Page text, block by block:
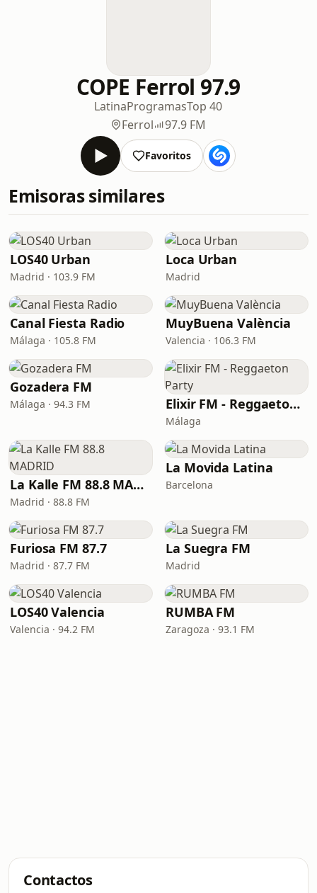
COPE Ferrol 97.9
LatinaProgramasTop 40
Ferrol
97.9 FM
Favoritos
Emisoras similares
LOS40 Urban
Madrid · 103.9 FM
Loca Urban
Madrid
Canal Fiesta Radio
Málaga · 105.8 FM
MuyBuena València
Valencia · 106.3 FM
Gozadera FM
Málaga · 94.3 FM Elixir FM - Reggaeton Party
Málaga
La Kalle FM 88.8 MADRID
Madrid · 88.8 FM
La Movida Latina
Barcelona
Furiosa FM 87.7
Madrid · 87.7 FM
La Suegra FM
Madrid
LOS40 Valencia
Valencia · 94.2 FM
RUMBA FM
Zaragoza · 93.1 FM
Contactos